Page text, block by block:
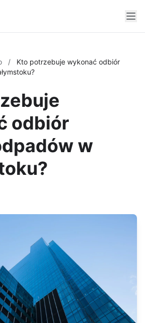
/
Kto potrzebuje wykonać odbiór
odbiór
w